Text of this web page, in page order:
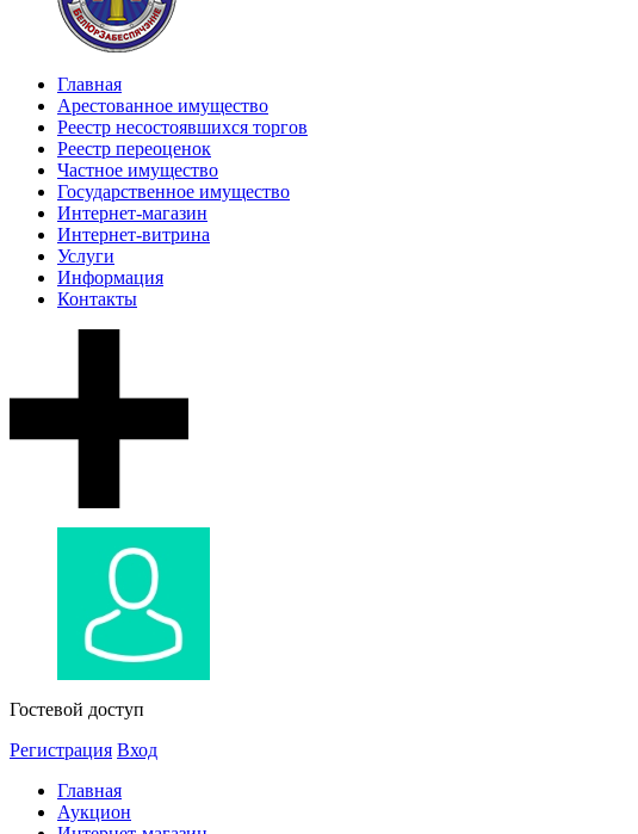
Главная
Арестованное имущество
Реестр несостоявшихся торгов
Реестр переоценок
Частное имущество
Государственное имущество
Интернет-магазин
Интернет-витрина
Услуги
Информация
Контакты
Гостевой доступ
Регистрация Вход
Главная
Аукцион